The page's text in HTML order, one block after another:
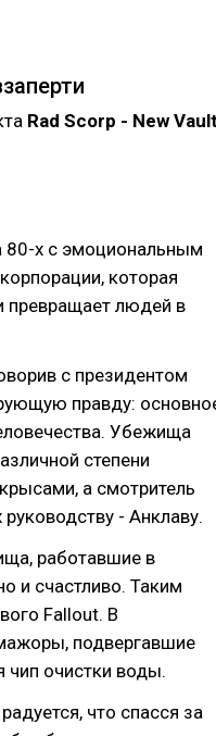
Rad Scorp - New
80-х с эмоциональным
которая
превращает людей в
с президентом
правду:
Убежища
степени
а смотритель
- Анклаву.
работавшие в
и счастливо. Таким
Fallout. В
подвергавшие
чип очистки воды.
что спасся за